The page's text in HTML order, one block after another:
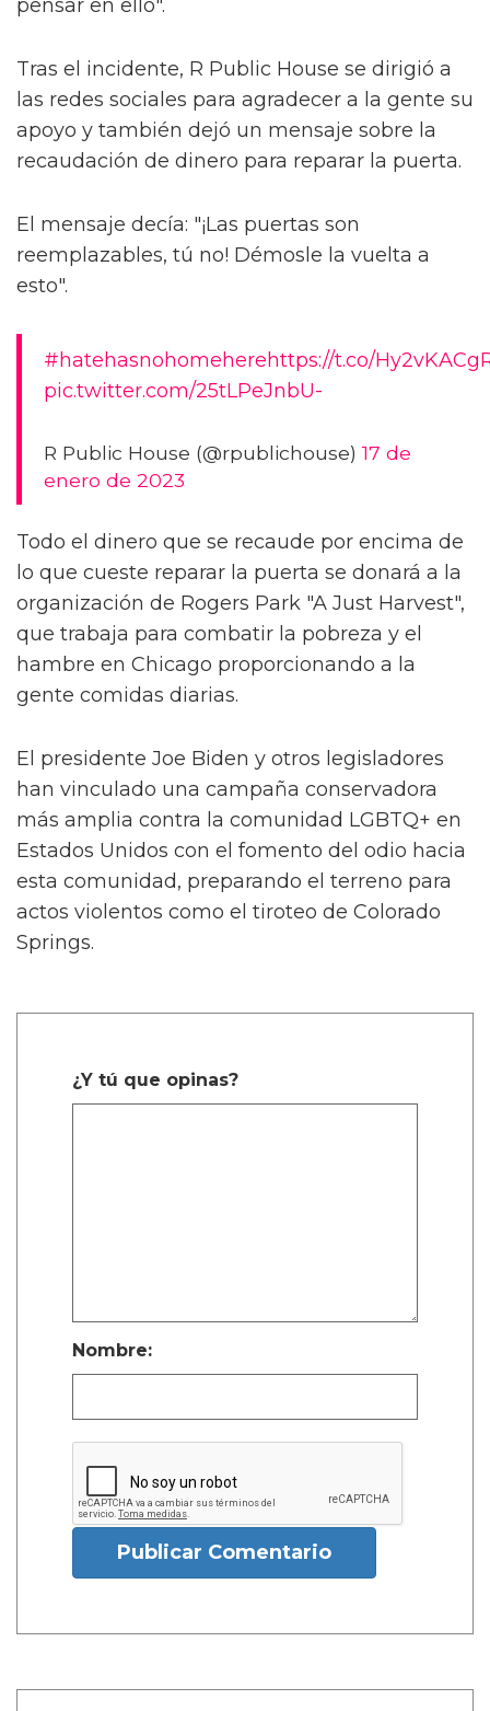
pensar en ello".
Tras el incidente, R Public House se dirigió a
las redes sociales para agradecer a la gente su
apoyo y también dejó un mensaje sobre la
recaudación de dinero para reparar la puerta.
El mensaje decía: "¡Las puertas son
reemplazables, tú no! Démosle la vuelta a
esto".
#hatehasnohomeherehttps://t.co/
pic.twitter.com/25tLPeJnbU-
R Public House (@rpublichouse)17 de
enero de 2023
Todo el dinero que se recaude por encima de
lo que cueste reparar la puerta se donará a la
organización de Rogers Park "A Just Harvest",
que trabaja para combatir la pobreza y el
hambre en Chicago proporcionando a la
gente comidas diarias.
El presidente Joe Biden y otros legisladores
han vinculado una campaña conservadora
más amplia contra la comunidad LGBTQ+ en
Estados Unidos con el fomento del odio hacia
esta comunidad, preparando el terreno para
actos violentos como el tiroteo de Colorado
Springs.
¿Y tú que opinas?
Nombre:
Publicar Comentario